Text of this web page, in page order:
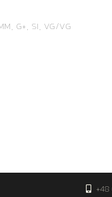
G+, SI, VG/VG